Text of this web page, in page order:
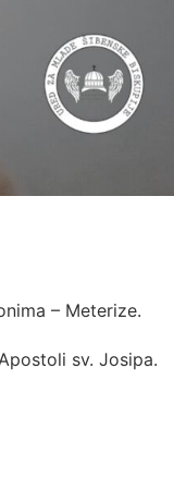
– Meterize.
sv. Josipa.